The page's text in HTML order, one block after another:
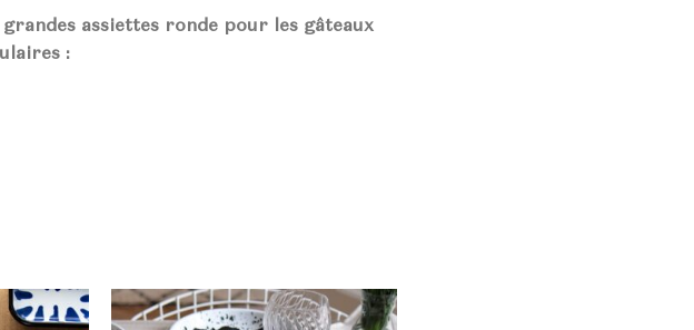
grandes assiettes ronde pour les gâteaux
: